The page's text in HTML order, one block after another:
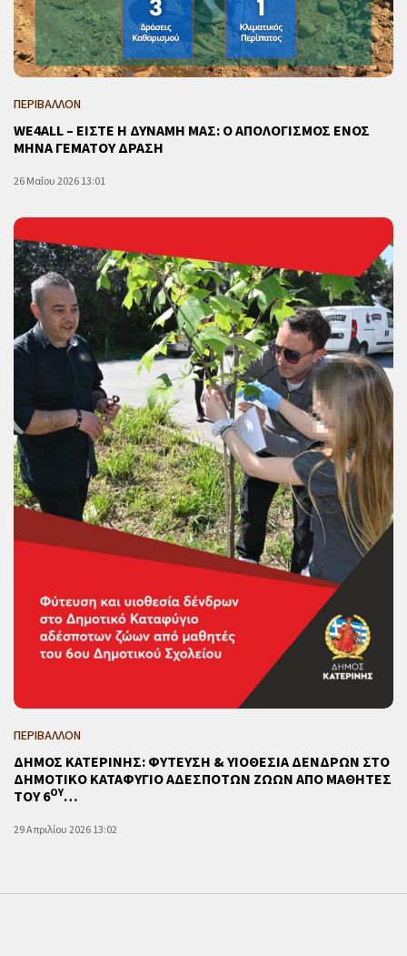
ΠΕΡΙΒΑΛΛΟΝ
WE4ALL – ΕΙΣΤΕ Η ΔΥΝΑΜΗ ΜΑΣ: Ο ΑΠΟΛΟΓΙΣΜΟΣ ΕΝΟΣ
ΜΗΝΑ ΓΕΜΑΤΟΥ ΔΡΑΣΗ
26 Μαΐου 2026 13:01
ΠΕΡΙΒΑΛΛΟΝ
ΔΗΜΟΣ ΚΑΤΕΡΙΝΗΣ: ΦΥΤΕΥΣΗ & ΥΙΟΘΕΣΙΑ ΔΕΝΔΡΩΝ ΣΤΟ
ΔΗΜΟΤΙΚΟ ΚΑΤΑΦΥΓΙΟ ΑΔΕΣΠΟΤΩΝ ΖΩΩΝ ΑΠΟ ΜΑΘΗΤΕΣ
ΤΟΥ 6ΟΥ…
29 Απριλίου 2026 13:02